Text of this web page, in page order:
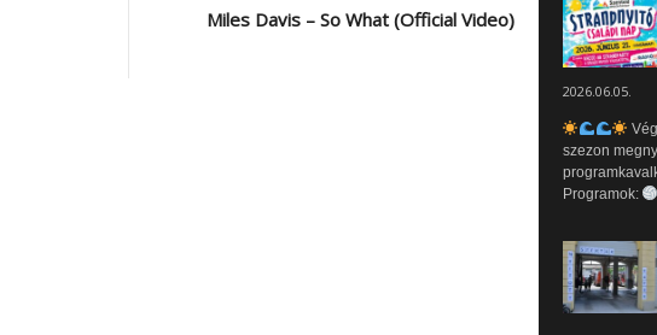
Miles Davis – So What (Official Video)
2026.06.05.
szezon
Programok: